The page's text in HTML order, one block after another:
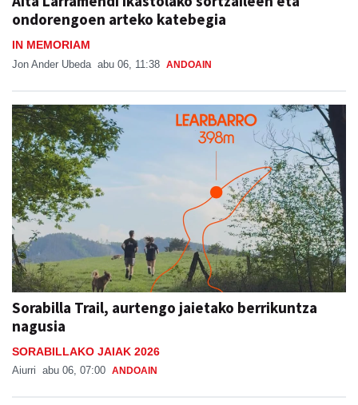
ondorengoen arteko katebegia
IN MEMORIAM
Jon Ander Ubeda abu 06, 11:38 ANDOAIN
Sorabilla Trail, aurtengo jaietako berrikuntza
nagusia
SORABILLAKO JAIAK 2026
Aiurri abu 06, 07:00 ANDOAIN